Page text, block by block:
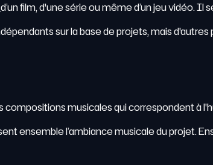
d’un film, d'une série ou même d’un jeu vidéo.
sur la base de projets, mais
musicales qui correspondent à
ensemble l’ambiance musicale du projet.